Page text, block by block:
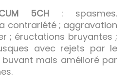
5CH : spasmes.
contrariété ; aggravation
; éructations bruyantes ;
avec rejets par le
buvant mais amélioré par